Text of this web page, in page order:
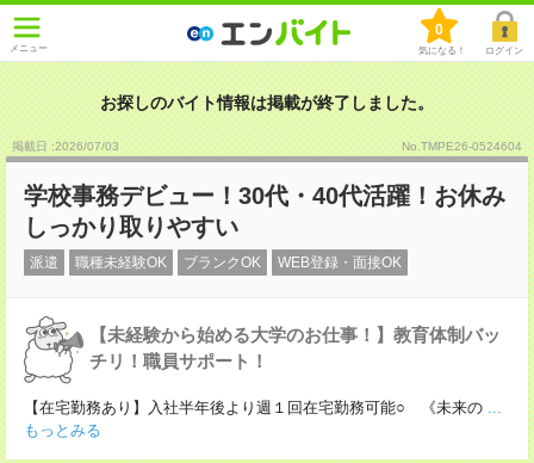
メニュー
0
気になる！ ログイン
お探しのバイト情報は掲載が終了しました。
掲載日 :2026/07/03 No.TMPE26-0524604
学校事務デビュー！30代・40代活躍！お休み
しっかり取りやすい
派遣 職種未経験OK ブランクOK WEB登録・面接OK
【未経験から始める大学のお仕事！】教育体制バッ
チリ！職員サポート！
【在宅勤務あり】入社半年後より週１回在宅勤務可能○ 《未来の ...
もっとみる